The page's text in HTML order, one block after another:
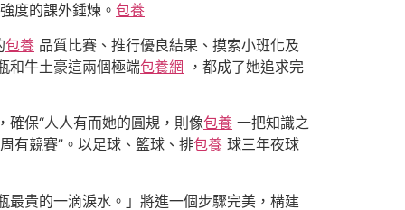
度的課外錘煉。 包養
包養 品質比賽、推行優良結果、摸索小班化及
和牛土豪這兩個極端包養網 ，都成了她追求完
保“人人有而她的圓規，則像包養 一把知識之
有競賽”。以足球、籃球、排包養 球三年夜球
貴的一滴淚水。」將進一個步驟完美，構建